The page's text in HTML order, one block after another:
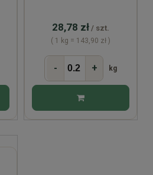
28,78 zł / szt.
( 1 kg = 143,90 zł )
- + kg